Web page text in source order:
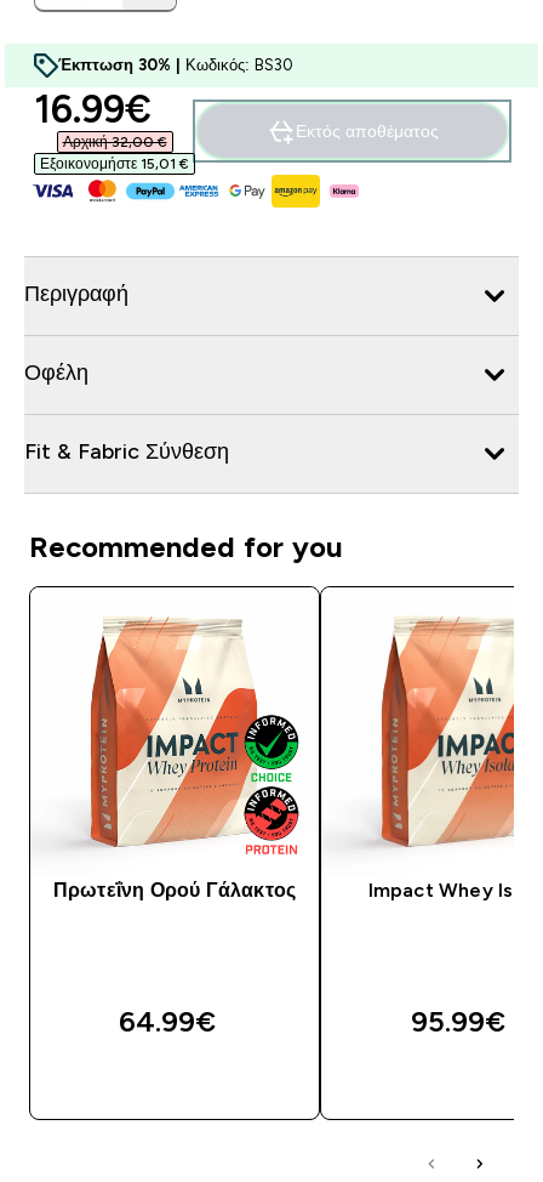
Έκπτωση 30% | Κωδικός: BS30
discounted price
16.99€‎
Αρχική 32,00 €‎
Εξοικονομήστε 15,01 €‎
Εκτός αποθέματος
Περιγραφή
Οφέλη
Fit & Fabric Σύνθεση
Recommended for you
Πρωτεΐνη Ορού Γάλακτος
64.99€‎
Impact Whey
95.99€‎